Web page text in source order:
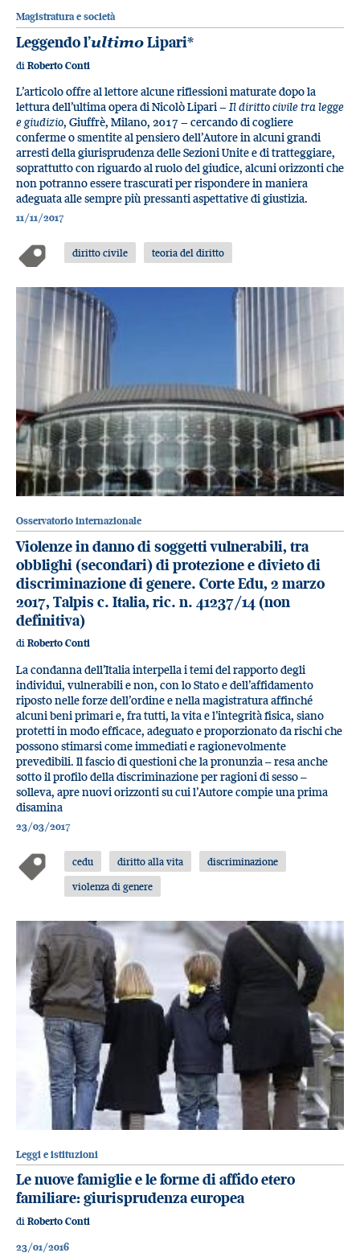
Magistratura e società
Leggendo l’ultimoLipari*
di Roberto Conti
L’articolo offre al lettore alcune riflessioni maturate dopo la
lettura dell’ultima opera di Nicolò Lipari −Il diritto civile tra legge
e giudizio, Giuffrè, Milano, 2017 − cercando di cogliere
conferme o smentite al pensiero dell’Autore in alcuni grandi
arresti della giurisprudenza delle Sezioni Unite e di tratteggiare,
soprattutto con riguardo al ruolo del giudice, alcuni orizzonti che
non potranno essere trascurati per rispondere in maniera
adeguata alle sempre più pressanti aspettative di giustizia.
11/11/2017
diritto civile teoria del diritto
Osservatorio internazionale
Violenze in danno di soggetti vulnerabili, tra
obblighi (secondari) di protezione e divieto di
discriminazione di genere. Corte Edu, 2 marzo
2017, Talpis c. Italia, ric. n. 41237/14 (non
definitiva)
di Roberto Conti
La condanna dell’Italia interpella i temi del rapporto degli
individui, vulnerabili e non, con lo Stato e dell’affidamento
riposto nelle forze dell’ordine e nella magistratura affinché
alcuni beni primari e, fra tutti, la vita e l’integrità fisica, siano
protetti in modo efficace, adeguato e proporzionato da rischi che
possono stimarsi come immediati e ragionevolmente
prevedibili. Il fascio di questioni che la pronunzia – resa anche
sotto il profilo della discriminazione per ragioni di sesso –
solleva, apre nuovi orizzonti su cui l’Autore compie una prima
disamina
23/03/2017
cedu diritto alla vita
discriminazione
violenza di genere
Leggi e istituzioni
Le nuove famiglie e le forme di affido etero
familiare: giurisprudenza europea
di Roberto Conti
23/01/2016